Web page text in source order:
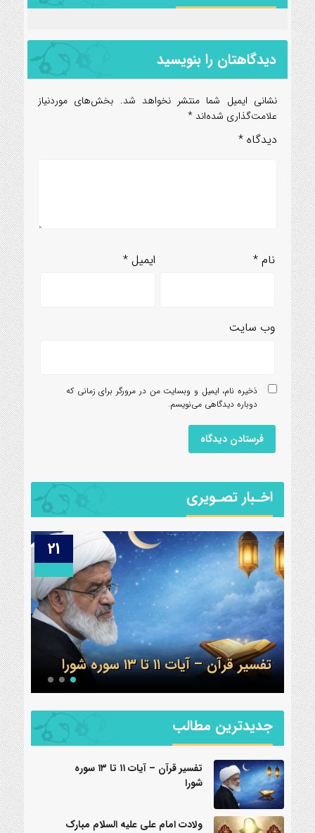
دیدگاهتان را بنویسید
نشانی ایمیل شما منتشر نخواهد شد. بخش‌های موردنیاز
علامت‌گذاری شده‌اند *
دیدگاه *
نام* ایمیل*
وب‌ سایت
ذخیره نام، ایمیل و وبسایت من در مرورگر برای زمانی که
دوباره دیدگاهی می‌نویسم.
اخـبار تصـویری
21
03
ولادت امام علی علیه السلام مبارک اعتکاف
جدیدترین مطالب
تفسیر قرآن – آیات ۱۱ تا ۱۳ سوره
شورا
ولادت امام علی علیه السلام مبارک